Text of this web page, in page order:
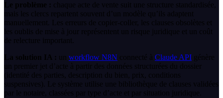
Le problème : chaque acte de vente suit une structure standardisée,
mais les clercs repartent souvent d’un modèle qu’ils adaptent
manuellement. Les erreurs de copier-coller, les clauses obsolètes et
les oublis de mise à jour représentent un risque juridique et un coût
de relecture important.
La solution IA : un workflow N8N connecté à Claude API génère
un premier jet d’acte à partir des données structurées du dossier
(identité des parties, description du bien, prix, conditions
suspensives). Le système utilise une bibliothèque de clauses validées
par le notaire, classées par type d’acte et par situation juridique.